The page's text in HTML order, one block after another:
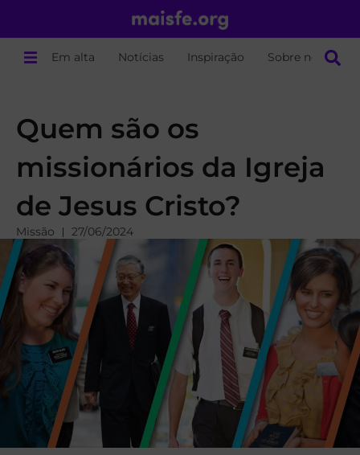
Em alta Notícias Inspiração Sobre nós
Quem são os
missionários da Igreja
de Jesus Cristo?
Missão 27/06/2024